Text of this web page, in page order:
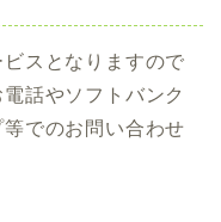
スとなりますので
話やソフトバンク
でのお問い合わせ